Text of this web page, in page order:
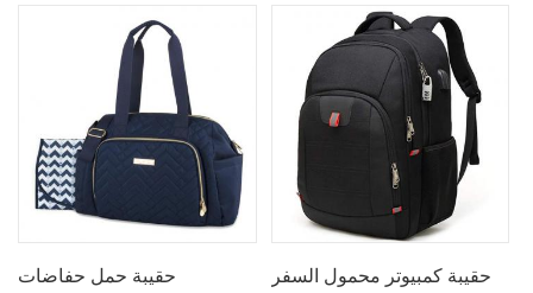
حقيبة حمل حفاضات
حقيبة كمبيوتر محمول السفر